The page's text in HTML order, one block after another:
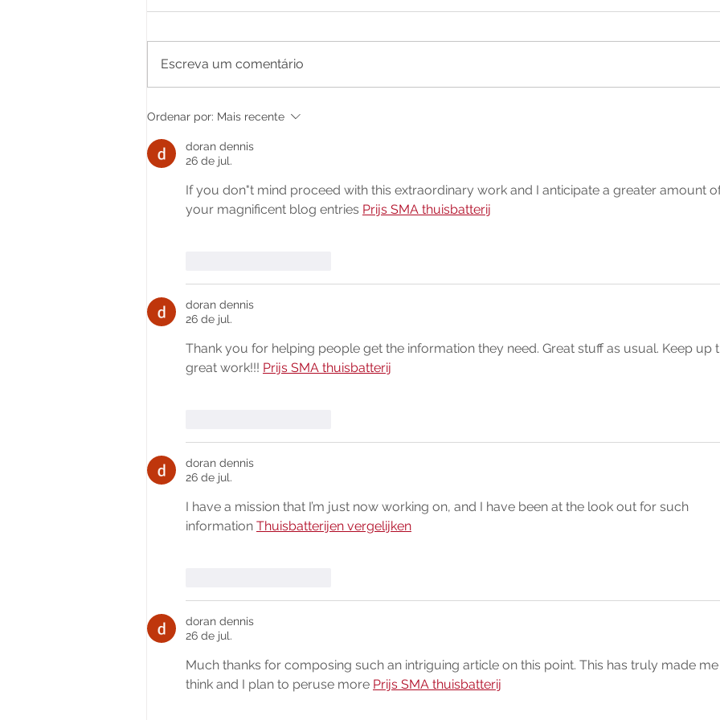
Procuradoria-Geral do
Município garante recursos
para Senador Guiomard
Escreva um comentário
Ordenar por: Mais recente
doran dennis
26 de jul.
If you don"t mind proceed with this extraordinary work and I anticipate a greater amount
your magnificent blog entries Prijs SMA thuisbatterij
doran dennis
26 de jul.
Thank you for helping people get the information they need. Great stuff as usual. Keep up
great work!!! Prijs SMA thuisbatterij
doran dennis
26 de jul.
I have a mission that I’m just now working on, and I have been at the look out for such
information Thuisbatterijen vergelijken
doran dennis
26 de jul.
Much thanks for composing such an intriguing article on this point. This has truly made
think and I plan to peruse more Prijs SMA thuisbatterij